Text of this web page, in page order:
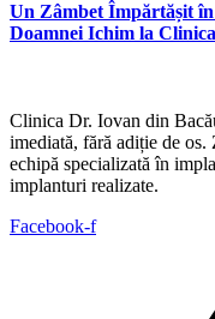
Un Zâmbet Împărtășit
Doamnei Ichim la
Clinica Dr. Iovan din
imediată, fără adiție de
echipă specializată în
implanturi realizate.
Facebook-f